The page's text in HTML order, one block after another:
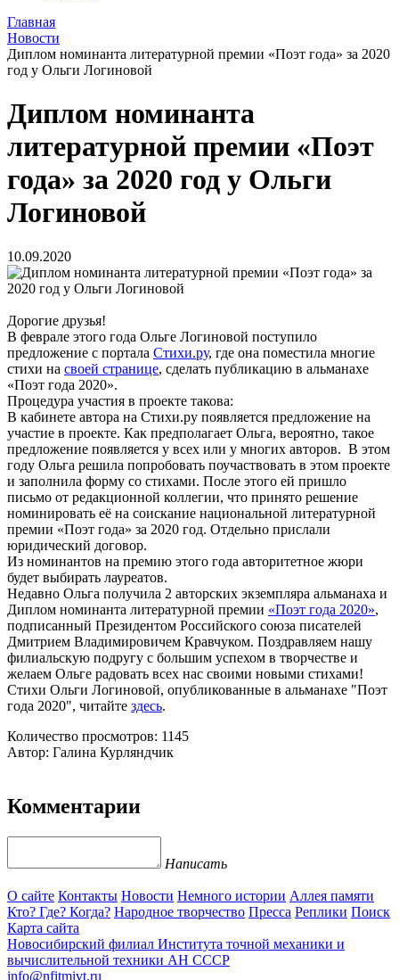
Главная
Новости
Диплом номинанта литературной премии «Поэт года» за 2020
год у Ольги Логиновой
Диплом номинанта
литературной премии «Поэт
года» за 2020 год у Ольги
Логиновой
10.09.2020
Дорогие друзья!
В феврале этого года Ольге Логиновой поступило
предложение с портала Стихи.ру, где она поместила многие
стихи на своей странице, сделать публикацию в альманахе
«Поэт года 2020».
Процедура участия в проекте такова:
В кабинете автора на Стихи.ру появляется предложение на
участие в проекте. Как предполагает Ольга, вероятно, такое
предложение появляется у всех или у многих авторов. В этом
году Ольга решила попробовать поучаствовать в этом проекте
и заполнила форму со стихами. После этого ей пришло
письмо от редакционной коллегии, что принято решение
номинировать её на соискание национальной литературной
премии «Поэт года» за 2020 год. Отдельно прислали
юридический договор.
Из номинантов на премию этого года авторитетное жюри
будет выбирать лауреатов.
Недавно Ольга получила 2 авторских экземпляра альманаха и
Диплом номинанта литературной премии «Поэт года 2020»,
подписанный Президентом Российского союза писателей
Дмитрием Владимировичем Кравчуком. Поздравляем нашу
филиальскую подругу с большим успехом в творчестве и
желаем Ольге радовать всех нас своими новыми стихами!
Стихи Ольги Логиновой, опубликованные в альманахе "Поэт
года 2020", читайте здесь.
Количество просмотров: 1145
Автор: Галина Курляндчик
Комментарии
Написать
О сайте Контакты Новости Немного истории Аллея памяти
Кто? Где? Когда? Народное творчество Пресса Реплики Поиск
Карта сайта
Новосибирский филиал Института точной механики и
вычислительной техники АН СССР
info@nfitmivt.ru